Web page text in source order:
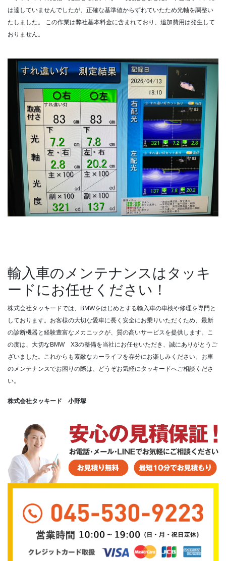
は達していませんでしたが、正確な基準値からずれていたため光軸を調整い
たしました。
この作業は弊社基本料金に含まれており、追加費用は発生して
おりません。
輸入車のメンテナンスはタッキ
ードにお任せください！
株式会社タッキードでは、BMWをはじめとする輸入車の車検や修理を専門と
しております。お客様の大切な愛車に長く安全にお乗りいただくため、最新
の診断機器と経験豊富なメカニックが、質の高いサービスを提供します。こ
の度は、大切なBMW X3の整備を当社にお任せいただき、誠にありがとうご
ざいました。これからも素敵なカーライフを存分にお楽しみください。お車
のメンテナンスでお困りの際は、どうぞお気軽にタッキードへご相談くださ
い。
株式会社タッキード 小野塚